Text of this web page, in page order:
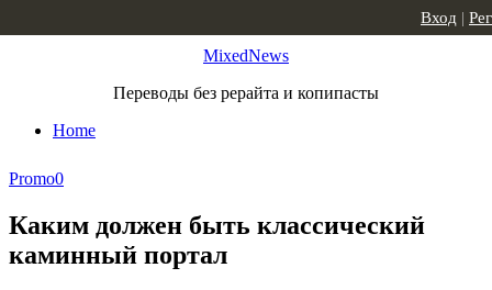
MixedNews
Переводы без рерайта и копипасты
Home
Вход |
Promo0
Каким должен быть классический
каминный портал